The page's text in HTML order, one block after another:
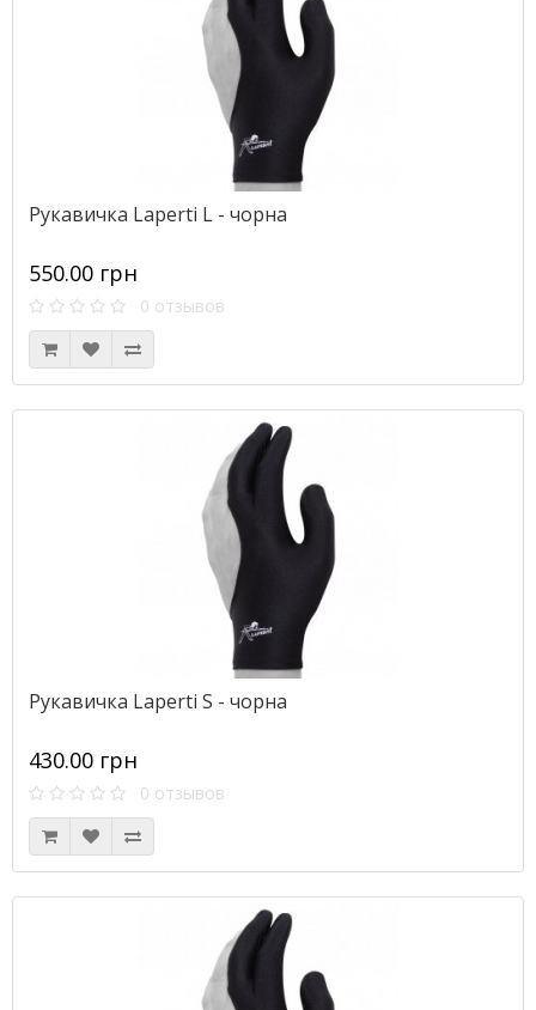
Рукавичка Laperti L - чорна
550.00 грн
0 отзывов
Рукавичка Laperti S - чорна
430.00 грн
0 отзывов